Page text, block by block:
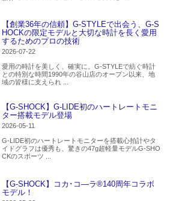
【創業36年の信頼】G-STYLEで出会う、G-S
HOCKの限定モデルと大切な時計を長く愛用
するためのプロの技術
2026-07-22
愛用の時計を美しく、確実に。G-STYLEで紡ぐ時計
との特別な時間1990年の谷山店のオープン以来、地
域の皆様に支えられ ...
【G-SHOCK】G-LIDE初のハートレートモニ
ター搭載モデル登場
2026-05-11
G-LIDE初のハートレートモニターを搭載心拍計やタ
イドグラフは優秀も、驚きの47g超軽量モデルG-SHO
CKのスポーツ ...
【G-SHOCK】コカ･コ―ラ®140周年コラボ
モデル！